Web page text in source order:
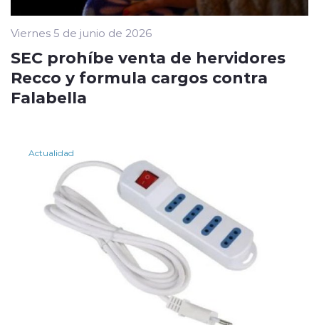
Viernes 5 de junio de 2026
SEC prohíbe venta de hervidores
Recco y formula cargos contra
Falabella
Actualidad